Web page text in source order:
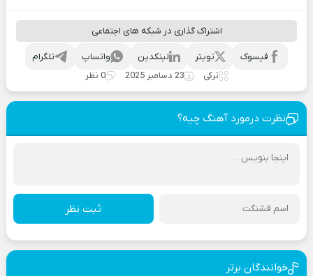
اشتراک گذاری در شبکه های اجتماعی
تلگرام واتساپ لینکدین تویتر
فیسوک
ترکی
23 دسامبر 2025 0 نظر
نظرت درمورد آهنگ چیه؟
ثبت نظر
خوانندگان برتر